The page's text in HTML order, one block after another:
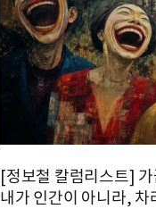
[정보철 칼럼리스트]
내가 인간이 아니라, 차